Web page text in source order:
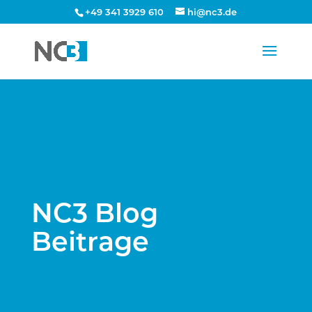
+49 341 3929 610 hi@nc3.de
NC3 Blog
Beitrage